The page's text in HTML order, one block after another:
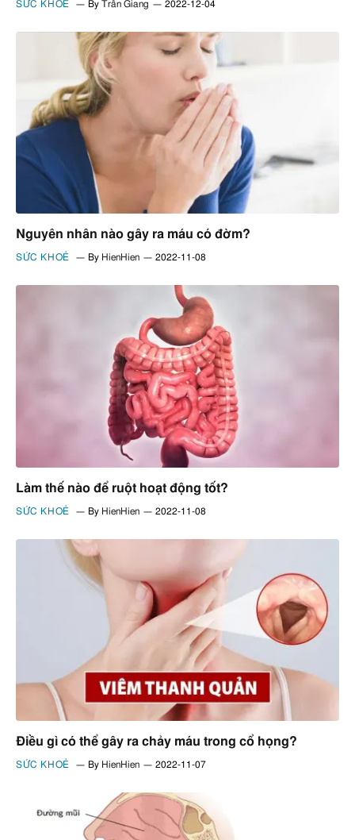
SỨC KHOẺ By Trần Giang 2022-12-04
Nguyên nhân nào gây ra máu có đờm?
SỨC KHOẺ By HienHien 2022-11-08
Làm thế nào để ruột hoạt động tốt?
SỨC KHOẺ By HienHien 2022-11-08
Điều gì có thể gây ra chảy máu trong cổ họng?
SỨC KHOẺ By HienHien 2022-11-07